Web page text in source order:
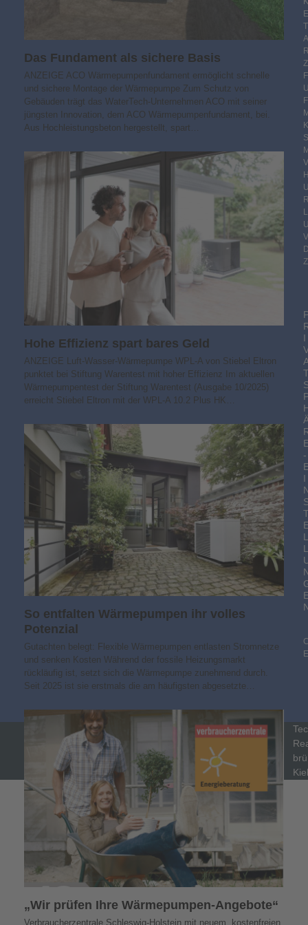
Das Fundament als sichere Basis
ANZEIGE ACO Wärmepumpenfundament ermöglicht schnelle
und sichere Montage der Wärmepumpe Zum Schutz von
Gebäuden trägt das WaterTech-Unternehmen ACO mit seiner
jüngsten Innovation, dem ACO Wärmepumpenfundament, bei.
Aus Hochleistungsbeton hergestellt, spart…
Hohe Effizienz spart bares Geld
ANZEIGE Luft-Wasser-Wärmepumpe WPL-A von Stiebel Eltron
punktet bei Stiftung Warentest mit hoher Effizienz Im aktuellen
Wärmepumpentest der Stiftung Warentest (Ausgabe 10/2025)
erreicht Stiebel Eltron mit der WPL-A 10.2 Plus HK…
So entfalten Wärmepumpen ihr volles
Potenzial
Gutachten belegt: Flexible Wärmepumpen entlasten Stromnetze
und senken Kosten Während der fossile Heizungsmarkt
rückläufig ist, setzt sich die Wärmepumpe zunehmend durch.
Seit 2025 ist sie erstmals die am häufigsten abgesetzte…
„Wir prüfen Ihre Wärmepumpen-Angebote“
Verbraucherzentrale Schleswig-Holstein mit neuem, kostenfreien
I
-
I
L
L
Kiel